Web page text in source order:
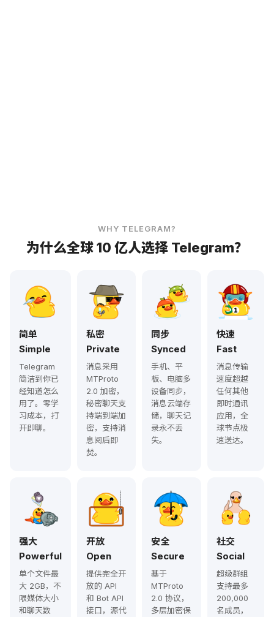
WHY TELEGRAM?
为什么全球 10 亿人选择 Telegram？
简单
Simple
Telegram
简洁到你已
经知道怎么
用了。零学
习成本，打
开即聊。
私密
Private
消息采用
MTProto
2.0 加密，
秘密聊天支
持端到端加
密，支持消
息阅后即
焚。
同步
Synced
手机、平
板、电脑多
设备同步，
消息云端存
储，聊天记
录永不丢
失。
快速
Fast
消息传输
速度超越
任何其他
即时通讯
应用，全
球节点极
速送达。
强大
Powerful
单个文件最
大 2GB，不
限媒体大小
和聊天数
开放
Open
提供完全开
放的 API
和 Bot API
接口，源代
安全
Secure
基于
MTProto
2.0 协议，
多层加密保
社交
Social
超级群组
支持最多
200,000
名成员，